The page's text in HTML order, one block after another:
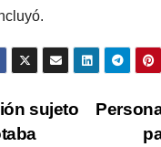
sujeto